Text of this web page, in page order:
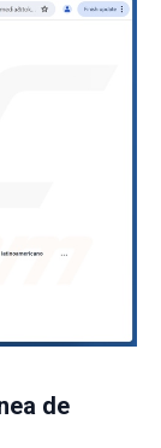
de